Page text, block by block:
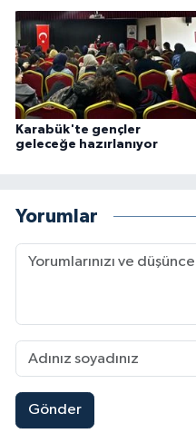
Karabük'te gençler
geleceğe hazırlanıyor
Yorumlar
Gönder
Konya Müftülüğü
Kütahya Müftülüğü
Malatya Müftülüğü
Mardin Müftülüğü
Mersin Müftülüğü
Muş Müftülüğü
Nevşehir Müftülüğü